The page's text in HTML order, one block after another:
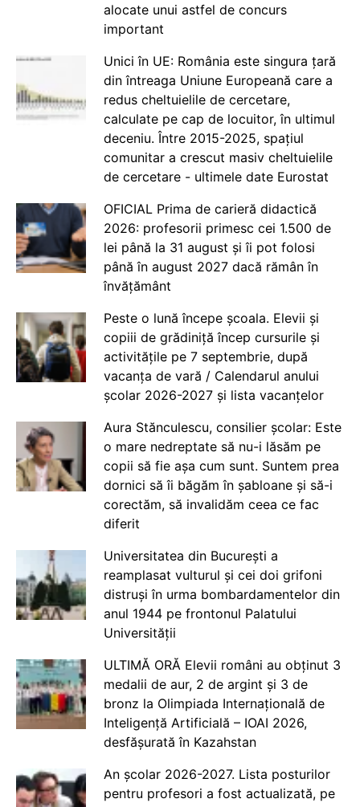
alocate unui astfel de concurs
important
Unici în UE: România este singura țară
din întreaga Uniune Europeană care a
redus cheltuielile de cercetare,
calculate pe cap de locuitor, în ultimul
deceniu. Între 2015-2025, spațiul
comunitar a crescut masiv cheltuielile
de cercetare - ultimele date Eurostat
OFICIAL Prima de carieră didactică
2026: profesorii primesc cei 1.500 de
lei până la 31 august și îi pot folosi
până în august 2027 dacă rămân în
învățământ
Peste o lună începe școala. Elevii și
copiii de grădiniță încep cursurile și
activitățile pe 7 septembrie, după
vacanța de vară / Calendarul anului
școlar 2026-2027 și lista vacanțelor
Aura Stănculescu, consilier școlar: Este
o mare nedreptate să nu-i lăsăm pe
copii să fie așa cum sunt. Suntem prea
dornici să îi băgăm în șabloane și să-i
corectăm, să invalidăm ceea ce fac
diferit
Universitatea din București a
reamplasat vulturul și cei doi grifoni
distruși în urma bombardamentelor din
anul 1944 pe frontonul Palatului
Universității
ULTIMĂ ORĂ Elevii români au obținut 3
medalii de aur, 2 de argint și 3 de
bronz la Olimpiada Internațională de
Inteligență Artificială – IOAI 2026,
desfășurată în Kazahstan
An școlar 2026-2027. Lista posturilor
pentru profesori a fost actualizată, pe